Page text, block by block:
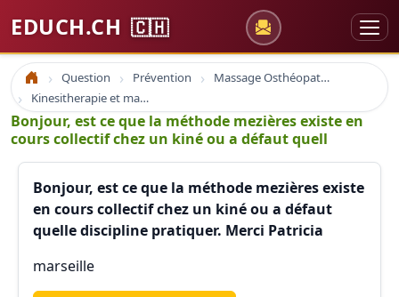
EDUCH.CH 🇨🇭
Accueil Question Prévention
Massage Osthéopathie Kinésiologie
Kinesitherapie et massage
Bonjour, est ce que la méthode mezières existe en
cours collectif chez un kiné ou a défaut quell
Bonjour, est ce que la méthode mezières existe
en cours collectif chez un kiné ou a défaut
quelle discipline pratiquer. Merci Patricia
marseille